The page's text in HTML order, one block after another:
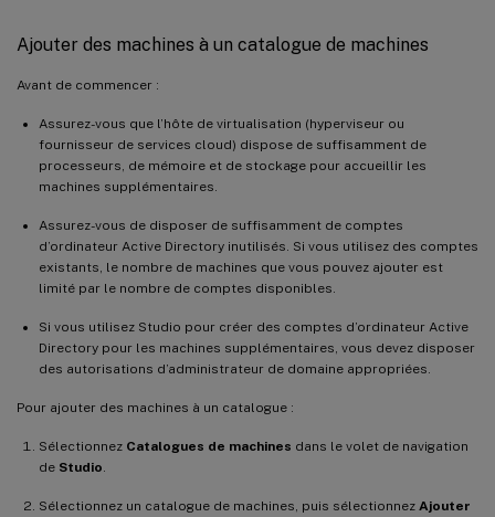
Ajouter des machines à un catalogue de machines
Avant de commencer :
Assurez-vous que l’hôte de virtualisation (hyperviseur ou
fournisseur de services cloud) dispose de suffisamment de
processeurs, de mémoire et de stockage pour accueillir les
machines supplémentaires.
Assurez-vous de disposer de suffisamment de comptes
d’ordinateur Active Directory inutilisés. Si vous utilisez des comptes
existants, le nombre de machines que vous pouvez ajouter est
limité par le nombre de comptes disponibles.
Si vous utilisez Studio pour créer des comptes d’ordinateur Active
Directory pour les machines supplémentaires, vous devez disposer
des autorisations d’administrateur de domaine appropriées.
Pour ajouter des machines à un catalogue :
Sélectionnez Catalogues de machines dans le volet de navigation
de Studio
Sélectionnez un catalogue de machines, puis sélectionnez Ajouter